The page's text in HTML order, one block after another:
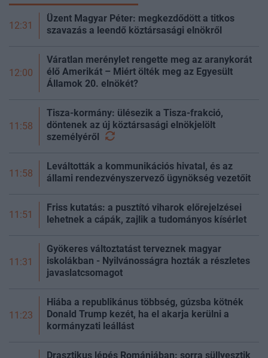
12:31
Üzent Magyar Péter: megkezdődött a titkos
szavazás a leendő köztársasági elnökről
12:00
Váratlan merénylet rengette meg az aranykorát
élő Amerikát – Miért ölték meg az Egyesült
Államok 20. elnökét?
11:58
Tisza-kormány: ülésezik a Tisza-frakció,
döntenek az új köztársasági elnökjelölt
személyéről
11:58
Leváltották a kommunikációs hivatal, és az
állami rendezvényszervező ügynökség vezetőit
11:51
Friss kutatás: a pusztító viharok előrejelzései
lehetnek a cápák, zajlik a tudományos kísérlet
11:31
Gyökeres változtatást terveznek magyar
iskolákban - Nyilvánosságra hozták a részletes
javaslatcsomagot
11:23
Hiába a republikánus többség, gúzsba kötnék
Donald Trump kezét, ha el akarja kerülni a
kormányzati leállást
Drasztikus lépés Romániában: sorra süllyesztik